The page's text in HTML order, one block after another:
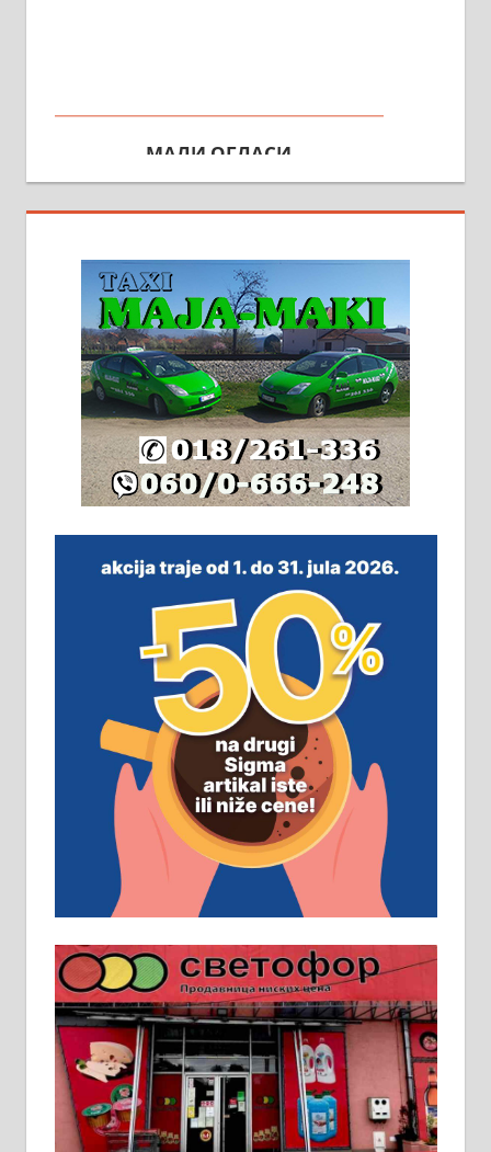
На продају кућа у Алексинцу,
2х150м2, две гараже, централно
грејање на гас и дрва. Две
адресе. 063/71-74-023
Издајем комплетно опремљену
халу на Житковачком путу, на
плацу површине око 7 ари.
064/321-80-51; 063/102-35-25
На продају легализована, нова,
виру у Алексинцу. Могућа
замена. 064/21-63-584
ПОСЛОВНИ ОГЛАСИ
Рудник и флотација Рудник
д.о.о. Рудник запошљава 20
помоћника рудара. Услови:
Основна школа, пожељно радно
искуство на истим и сличним
пословима, али не и неопходан
услов. Обезбеђен смештај,
превоз, исхрана. 032/57-41-122 –
локал 22
Пружам услуге завршних радова
у грађевини, хидроизолације и
молерских радова. 061/25-28-058
Ало таксију потребан возач са Б
категоријом. 064/02-85-511